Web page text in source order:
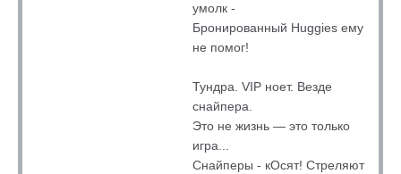
умолк -
Бронированный Huggies ему
не помог!
Тундра. VIP ноет. Везде
снайпера.
Это не жизнь — это только
игра...
Снайперы - кОсят! Стреляют